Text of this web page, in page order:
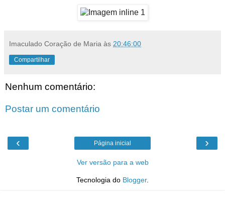
Imaculado Coração de Maria às 20:46:00
Compartilhar
Nenhum comentário:
Postar um comentário
‹ ›
Página inicial
Ver versão para a web
Tecnologia do Blogger.